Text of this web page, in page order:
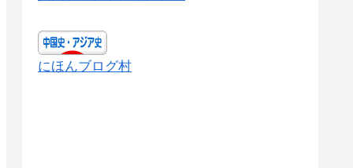
にほんブログ村